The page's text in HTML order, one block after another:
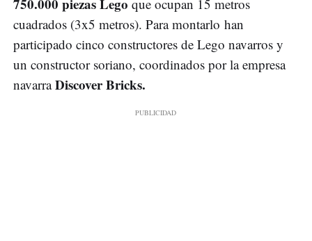
750.000 piezas Lego que ocupan 15 metros
cuadrados (3x5 metros). Para montarlo han
participado cinco constructores de Lego navarros y
un constructor soriano, coordinados por la empresa
navarraDiscover Bricks.